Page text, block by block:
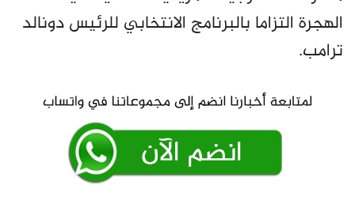
الهجرة التزاما بالبرنامج الانتخابي للرئيس دونالد
ترامب.